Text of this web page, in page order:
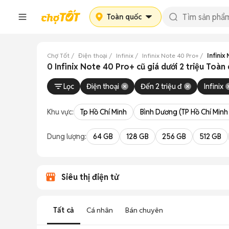
Toàn quốc
Chợ Tốt Điện thoại Infinix Infinix Note 40 Pro+ Infinix
0 Infinix Note 40 Pro+ cũ giá dưới 2 triệu Toàn
Lọc Điện thoại Đến 2 triệu đ Infinix
Khu vực: Tp Hồ Chí Minh Bình Dương (TP Hồ Chí
Dung lượng: 64 GB 128 GB 256 GB 512 GB
Siêu thị điện tử
Tất cả Cá nhân Bán chuyên